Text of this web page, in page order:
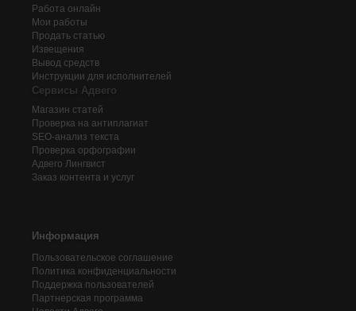
Работа онлайн
Мои работы
Продать статью
Извещения
Вывод средств
Инструкции для исполнителей
Сервисы Адвего
Магазин статей
Проверка на антиплагиат
SEO-анализ текста
Проверка орфографии
Адвего Лингвист
Заказ контента и услуг
Информация
Пользовательское соглашение
Политика конфиденциальности
Поддержка пользователей
Партнерская программа